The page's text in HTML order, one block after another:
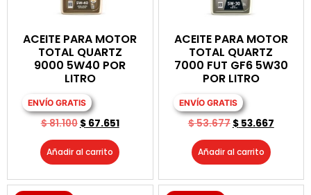
ACEITE PARA MOTOR
TOTAL QUARTZ
9000 5W40 POR
LITRO
ENVÍO GRATIS
$81.100 $67.651
Añadir al carrito
ACEITE PARA MOTOR
TOTAL QUARTZ
7000 FUT GF6 5W30
POR LITRO
ENVÍO GRATIS
$53.677 $53.667
Añadir al carrito